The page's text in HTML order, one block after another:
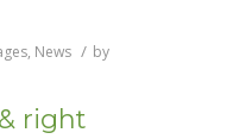
, News / by
right